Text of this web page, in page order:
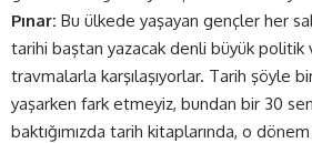
Pınar: Bu ülkede yaşayan gençler her
tarihi baştan yazacak denli büyük
travmalarla karşılaşıyorlar. Tarih şöyle
yaşarken fark etmeyiz, bundan bir 30
baktığımızda tarih kitaplarında, o